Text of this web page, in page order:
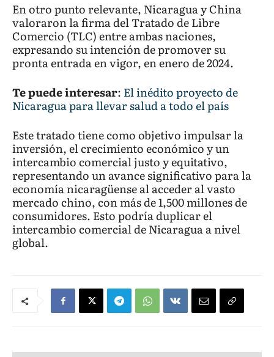
En otro punto relevante, Nicaragua y China
valoraron la firma del Tratado de Libre
Comercio (TLC) entre ambas naciones,
expresando su intención de promover su
pronta entrada en vigor, en enero de 2024.
Te puede interesar: El inédito proyecto de
Nicaragua para llevar salud a todo el país
Este tratado tiene como objetivo impulsar la
inversión, el crecimiento económico y un
intercambio comercial justo y equitativo,
representando un avance significativo para la
economía nicaragüense al acceder al vasto
mercado chino, con más de 1,500 millones de
consumidores. Esto podría duplicar el
intercambio comercial de Nicaragua a nivel
global.